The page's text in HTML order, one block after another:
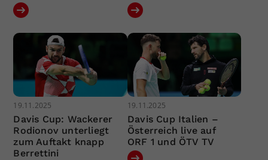
19.11.2025
Davis Cup: Wackerer
Rodionov unterliegt
zum Auftakt knapp
Berrettini
19.11.2025
Davis Cup Italien –
Österreich live auf
ORF 1 und ÖTV TV